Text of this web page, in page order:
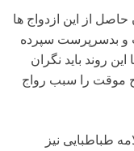
از این ازدواج ها
و بدسرپرست سپرده
روند باید نگران
موقت را سبب رواج
طباطبایی نیز